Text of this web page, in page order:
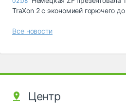
TraXon 2 с экономией горючего до
Все новости
Центр